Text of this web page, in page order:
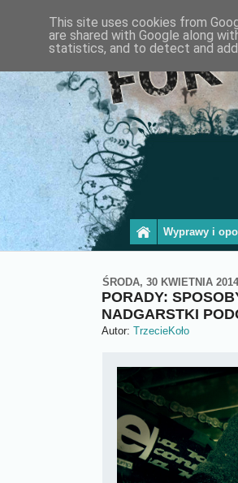
Wyprawy i
ŚRODA, 30 KWIETNIA 2014
PORADY:
NADGARSTKI
Autor: TrzecieKoło
This site uses cookies from
are shared with Google along
statistics, and to detect and